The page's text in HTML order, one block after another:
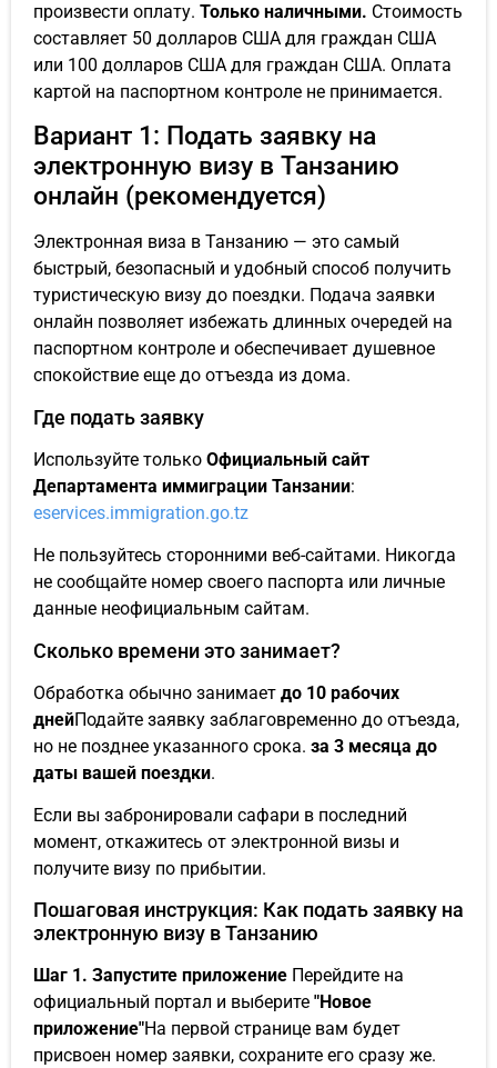
произвести оплату. Только наличными. Стоимость
составляет 50 долларов США для граждан США
или 100 долларов США для граждан США. Оплата
картой на паспортном контроле не принимается.
Вариант 1: Подать заявку на
электронную визу в Танзанию
онлайн (рекомендуется)
Электронная виза в Танзанию — это самый
быстрый, безопасный и удобный способ получить
туристическую визу до поездки. Подача заявки
онлайн позволяет избежать длинных очередей на
паспортном контроле и обеспечивает душевное
спокойствие еще до отъезда из дома.
Где подать заявку
Используйте только Официальный сайт
Департамента иммиграции Танзании:
eservices.immigration.go.tz
Не пользуйтесь сторонними веб-сайтами. Никогда
не сообщайте номер своего паспорта или личные
данные неофициальным сайтам.
Сколько времени это занимает?
Обработка обычно занимает до 10 рабочих
днейПодайте заявку заблаговременно до отъезда,
но не позднее указанного срока. за 3 месяца до
даты вашей поездки.
Если вы забронировали сафари в последний
момент, откажитесь от электронной визы и
получите визу по прибытии.
Пошаговая инструкция: Как подать заявку на
электронную визу в Танзанию
Шаг 1. Запустите приложение Перейдите на
официальный портал и выберите "Новое
приложение"На первой странице вам будет
присвоен номер заявки, сохраните его сразу же.